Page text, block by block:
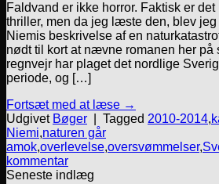
Faldvand er ikke horror. Faktisk er
thriller, men da jeg læste den, blev jeg
Niemis beskrivelse af en
nødt til kort at nævne romanen her på
regnvejr har plaget det nordlige
periode, og […]
Fortsæt med at læse →
Udgivet Bøger Tagged 2010-2014,
Niemi,naturen går
amok,overlevelse,oversvømmelser,
kommentar
Seneste indlæg